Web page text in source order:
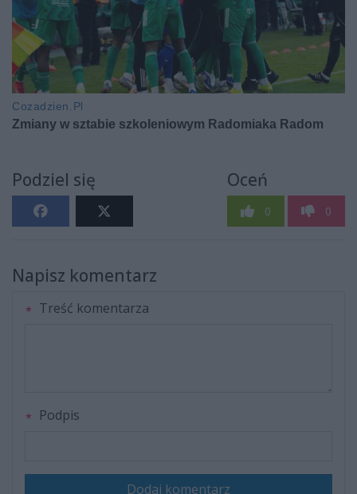
Podziel się Oceń
0 0
Napisz komentarz
Treść komentarza
Podpis
Dodaj komentarz